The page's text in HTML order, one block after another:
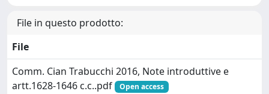
File in questo prodotto:
File
Comm. Cian Trabucchi 2016, Note introduttive e
artt.1628-1646 c.c..pdf
Open access